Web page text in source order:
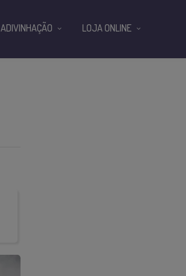
ADIVINHAÇÃO LOJA ONLINE